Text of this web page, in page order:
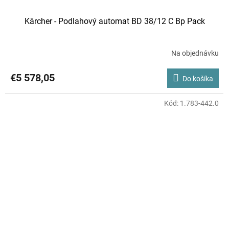
Kärcher - Podlahový automat BD 38/12 C Bp Pack
Na objednávku
€5 578,05 Do košíka
Kód: 1.783-442.0